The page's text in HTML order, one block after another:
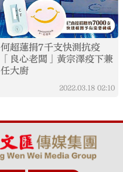
何超蓮捐7千支快測抗疫
「良心老闆」黃宗澤疫下兼
任大廚
2022.03.18 02:10